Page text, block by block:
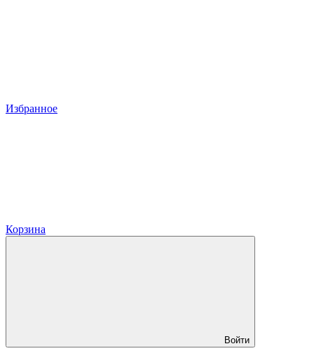
Избранное
Корзина
Войти